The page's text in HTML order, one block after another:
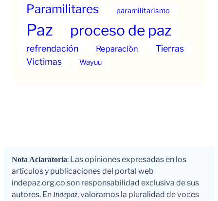
Paramilitares paramilitarismo
Paz proceso de paz
refrendación Reparación
Tierras
Victimas
Wayuu
Nota Aclaratoria: Las opiniones expresadas en los
artículos y publicaciones del portal web
indepaz.org.co son responsabilidad exclusiva de sus
autores. EnIndepaz, valoramos la pluralidad de voces